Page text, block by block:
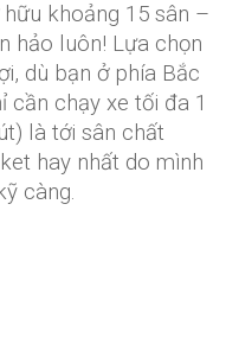
khoảng 15 sân –
hảo luôn! Lựa chọn
dù bạn ở phía Bắc
cần chạy xe tối đa 1
là tới sân chất
hay nhất do mình
càng.